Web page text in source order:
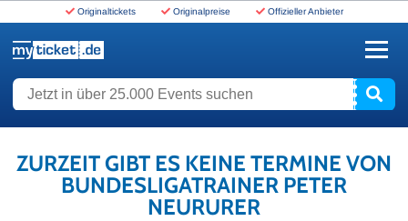
Originaltickets Originalpreise Offizieller Anbieter
Jetzt in über 25.000 Events suchen
ZURZEIT GIBT ES KEINE TERMINE VON
BUNDESLIGATRAINER PETER
NEURURER